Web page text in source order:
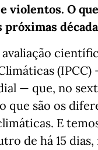
violentos. O
próximas
avaliação
— que, no
que são os
E
de há 15